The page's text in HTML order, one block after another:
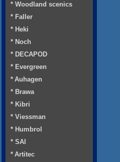
* Woodland scenics
* Faller
* Heki
* Noch
* DECAPOD
* Evergreen
* Auhagen
* Brawa
* Kibri
* Viessman
* Humbrol
* SAI
* Artitec